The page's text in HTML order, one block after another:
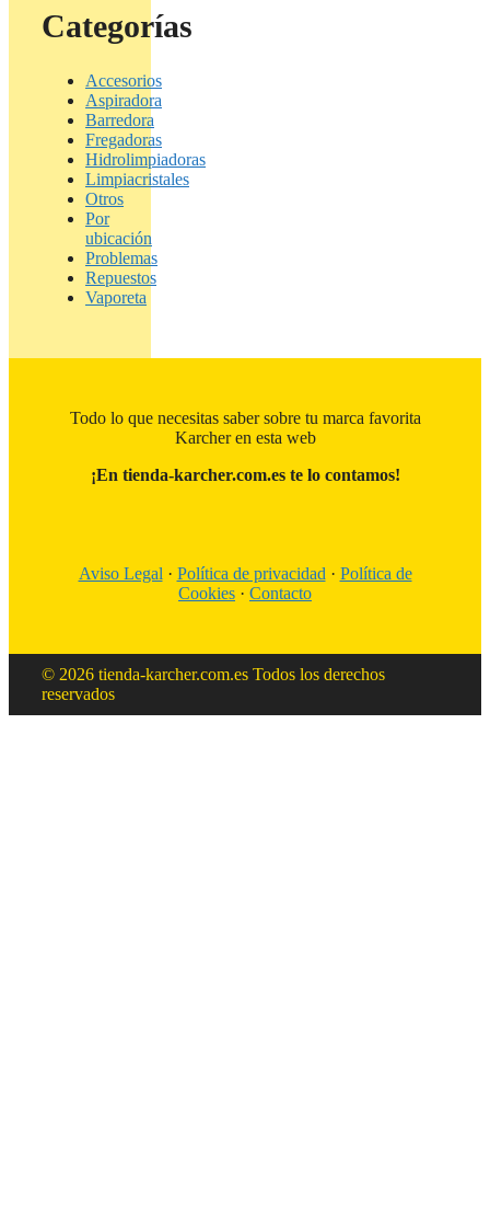
Categorías
Accesorios
Aspiradora
Barredora
Fregadoras
Hidrolimpiadoras
Limpiacristales
Otros
Por
ubicación
Problemas
Repuestos
Vaporeta
Todo lo que necesitas saber sobre tu marca favorita
Karcher en esta web
¡En tienda-karcher.com.es te lo contamos!
Aviso Legal · Política de privacidad · Política de
Cookies · Contacto
© 2026 tienda-karcher.com.es Todos los derechos
reservados